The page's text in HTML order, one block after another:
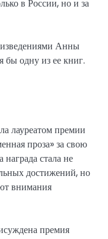
в России, но и за
Анны
бы одну из ее книг.
лауреатом премии
проза» за свою
стала не
достижений, но
внимания
премия